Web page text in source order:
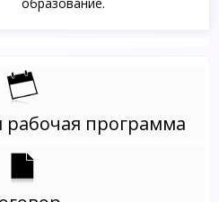
образование.
программа